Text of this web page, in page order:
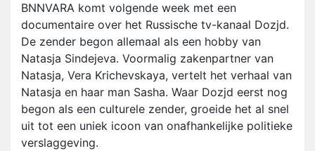
BNNVARA komt volgende week met een
documentaire over het Russische tv-kanaal Dozjd.
De zender begon allemaal als een hobby van
Natasja Sindejeva. Voormalig zakenpartner van
Natasja, Vera Krichevskaya, vertelt het verhaal van
Natasja en haar man Sasha. Waar Dozjd eerst nog
begon als een culturele zender, groeide het al snel
uit tot een uniek icoon van onafhankelijke politieke
verslaggeving.